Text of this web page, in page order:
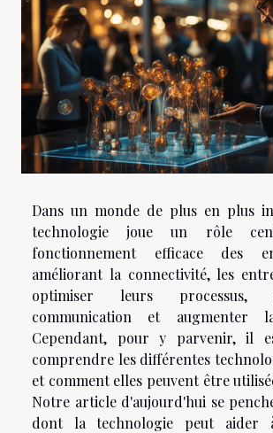
Dans un monde de plus en plus
technologie joue un rôle
fonctionnement efficace des
améliorant la connectivité, les
optimiser leurs processus,
communication et augmenter
Cependant, pour y parvenir, il
comprendre les différentes
et comment elles peuvent être
Notre article d'aujourd'hui se
dont la technologie peut aider